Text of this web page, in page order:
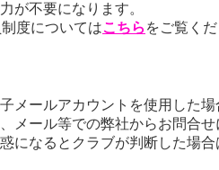
が不要になります。
度についてはこちら をご覧く
メールアカウントを使用した
メール等での弊社からお問合
になるとクラブが判断した場